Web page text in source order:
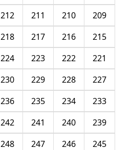
209
210
211
212
215
216
217
218
221
222
223
224
227
228
229
230
233
234
235
236
239
240
241
242
245
246
247
248